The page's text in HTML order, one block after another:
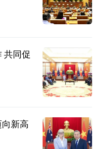
共同促
新高